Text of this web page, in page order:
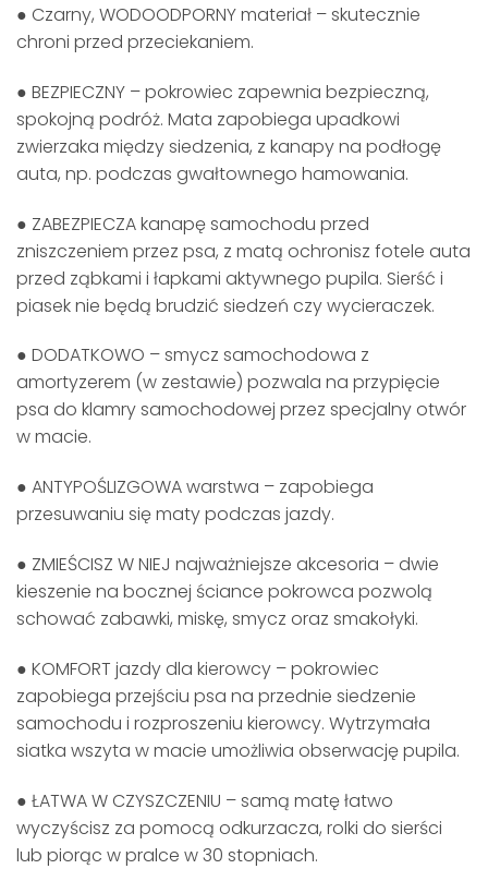
● Czarny, WODOODPORNY materiał – skutecznie
chroni przed przeciekaniem.
● BEZPIECZNY – pokrowiec zapewnia bezpieczną,
spokojną podróż. Mata zapobiega upadkowi
zwierzaka między siedzenia, z kanapy na podłogę
auta, np. podczas gwałtownego hamowania.
● ZABEZPIECZA kanapę samochodu przed
zniszczeniem przez psa, z matą ochronisz fotele auta
przed ząbkami i łapkami aktywnego pupila. Sierść i
piasek nie będą brudzić siedzeń czy wycieraczek.
● DODATKOWO – smycz samochodowa z
amortyzerem (w zestawie) pozwala na przypięcie
psa do klamry samochodowej przez specjalny otwór
w macie.
● ANTYPOŚLIZGOWA warstwa – zapobiega
przesuwaniu się maty podczas jazdy.
● ZMIEŚCISZ W NIEJ najważniejsze akcesoria – dwie
kieszenie na bocznej ściance pokrowca pozwolą
schować zabawki, miskę, smycz oraz smakołyki.
● KOMFORT jazdy dla kierowcy – pokrowiec
zapobiega przejściu psa na przednie siedzenie
samochodu i rozproszeniu kierowcy. Wytrzymała
siatka wszyta w macie umożliwia obserwację pupila.
● ŁATWA W CZYSZCZENIU – samą matę łatwo
wyczyścisz za pomocą odkurzacza, rolki do sierści
lub piorąc w pralce w 30 stopniach.